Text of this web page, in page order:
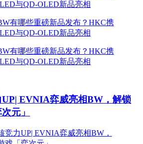
EVNIA弈威亮相BW，解锁
元」